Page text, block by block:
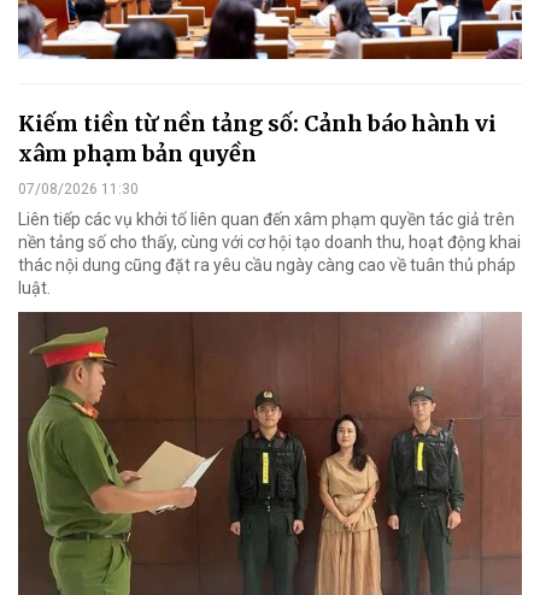
Kiếm tiền từ nền tảng số: Cảnh báo hành vi
xâm phạm bản quyền
07/08/2026 11:30
Liên tiếp các vụ khởi tố liên quan đến xâm phạm quyền tác giả trên
nền tảng số cho thấy, cùng với cơ hội tạo doanh thu, hoạt động khai
thác nội dung cũng đặt ra yêu cầu ngày càng cao về tuân thủ pháp
luật.